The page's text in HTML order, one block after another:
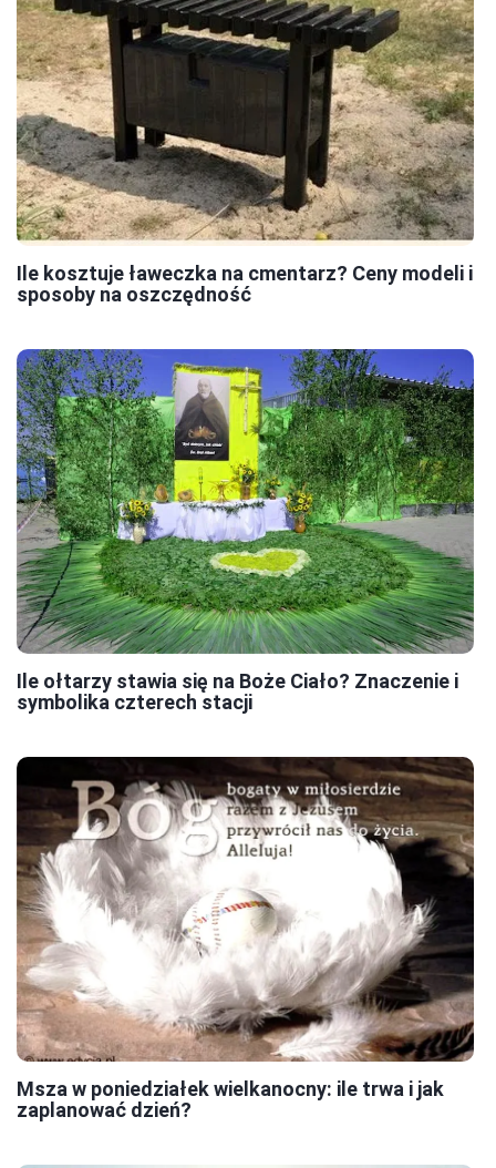
Ile kosztuje ławeczka na cmentarz? Ceny modeli i
sposoby na oszczędność
Ile ołtarzy stawia się na Boże Ciało? Znaczenie i
symbolika czterech stacji
Msza w poniedziałek wielkanocny: ile trwa i jak
zaplanować dzień?